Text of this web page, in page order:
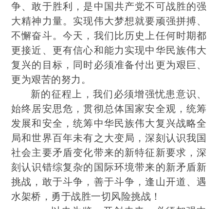
争、敢于胜利，是中国共产党不可战胜的强
大精神力量。实现伟大梦想就要顽强拼搏、
不懈奋斗。今天，我们比历史上任何时期都
更接近、更有信心和能力实现中华民族伟大
复兴的目标，同时必须准备付出更为艰巨、
更为艰苦的努力。
新的征程上，我们必须增强忧患意识、
始终居安思危，贯彻总体国家安全观，统筹
发展和安全，统筹中华民族伟大复兴战略全
局和世界百年未有之大变局，深刻认识我国
社会主要矛盾变化带来的新特征新要求，深
刻认识错综复杂的国际环境带来的新矛盾新
挑战，敢于斗争，善于斗争，逢山开道、遇
水架桥，勇于战胜一切风险挑战！